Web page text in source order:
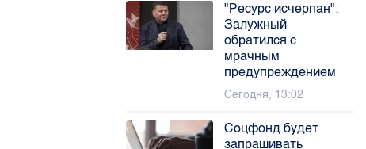
"Ресурс исчерпан":
Залужный
обратился с
мрачным
предупреждением
Сегодня, 13:02
Соцфонд будет
запрашивать